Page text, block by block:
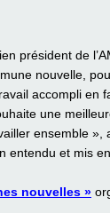
président de
nouvelle,
accompli en
une
ensemble »,
entendu et mis
nouvelles »